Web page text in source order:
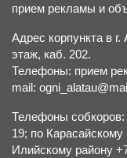
прием рекламы и
Адрес корпункта в
этаж, каб. 202.
Телефоны: прием
mail:
Телефоны собкоров:
19; по
Илийскому району